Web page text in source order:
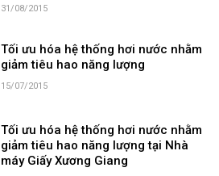
31/08/2015
Tối ưu hóa hệ thống hơi nước nhằm
giảm tiêu hao năng lượng
15/07/2015
Tối ưu hóa hệ thống hơi nước nhằm
giảm tiêu hao năng lượng tại Nhà
máy Giấy Xương Giang